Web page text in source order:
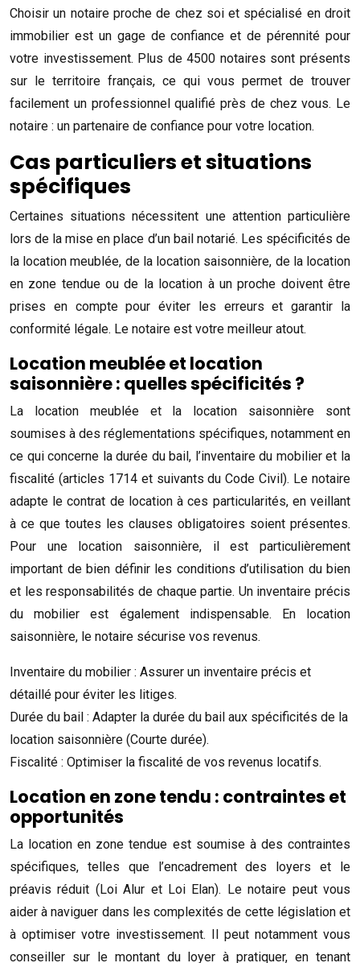
Choisir un notaire proche de chez soi et spécialisé en droit
immobilier est un gage de confiance et de pérennité pour
votre investissement. Plus de 4500 notaires sont présents
sur le territoire français, ce qui vous permet de trouver
facilement un professionnel qualifié près de chez vous. Le
notaire : un partenaire de confiance pour votre location.
Cas particuliers et situations
spécifiques
Certaines situations nécessitent une attention particulière
lors de la mise en place d’un bail notarié. Les spécificités de
la location meublée, de la location saisonnière, de la location
en zone tendue ou de la location à un proche doivent être
prises en compte pour éviter les erreurs et garantir la
conformité légale. Le notaire est votre meilleur atout.
Location meublée et location
saisonnière : quelles spécificités ?
La location meublée et la location saisonnière sont
soumises à des réglementations spécifiques, notamment en
ce qui concerne la durée du bail, l’inventaire du mobilier et la
fiscalité (articles 1714 et suivants du Code Civil). Le notaire
adapte le contrat de location à ces particularités, en veillant
à ce que toutes les clauses obligatoires soient présentes.
Pour une location saisonnière, il est particulièrement
important de bien définir les conditions d’utilisation du bien
et les responsabilités de chaque partie. Un inventaire précis
du mobilier est également indispensable. En location
saisonnière, le notaire sécurise vos revenus.
Inventaire du mobilier : Assurer un inventaire précis et
détaillé pour éviter les litiges.
Durée du bail : Adapter la durée du bail aux spécificités de la
location saisonnière (Courte durée).
Fiscalité : Optimiser la fiscalité de vos revenus locatifs.
Location en zone tendu : contraintes et
opportunités
La location en zone tendue est soumise à des contraintes
spécifiques, telles que l’encadrement des loyers et le
préavis réduit (Loi Alur et Loi Elan). Le notaire peut vous
aider à naviguer dans les complexités de cette législation et
à optimiser votre investissement. Il peut notamment vous
conseiller sur le montant du loyer à pratiquer, en tenant